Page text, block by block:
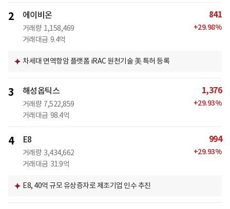
2 에이비온
거래량 1,158,469
거래대금 9.4억
841
+29.98%
차세대 면역항암 플랫폼 iRAC 원천기술 美 특허 등록
3 해성옵틱스
거래량 7,522,859
거래대금 98.4억
1,376
+29.93%
4 E8
거래량 3,434,662
거래대금 31.9억
994
+29.93%
E8, 40억 규모 유상증자로 제조기업 인수 추진